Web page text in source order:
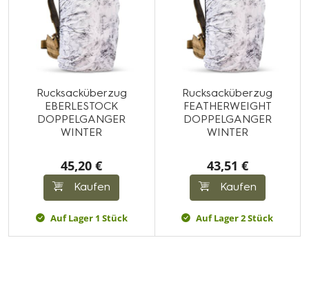
Rucksacküberzug
EBERLESTOCK
DOPPELGANGER
WINTER
45,20 €
Kaufen
Auf Lager 1 Stück
Rucksacküberzug
FEATHERWEIGHT
DOPPELGANGER
WINTER
43,51 €
Kaufen
Auf Lager 2 Stück